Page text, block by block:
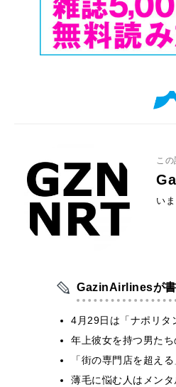
この
い
GazinAirlinesが
4月29日は「ナポリタ
年上彼女を持つ男た
「街の専門店を超え
薄毛に悩む人はメン